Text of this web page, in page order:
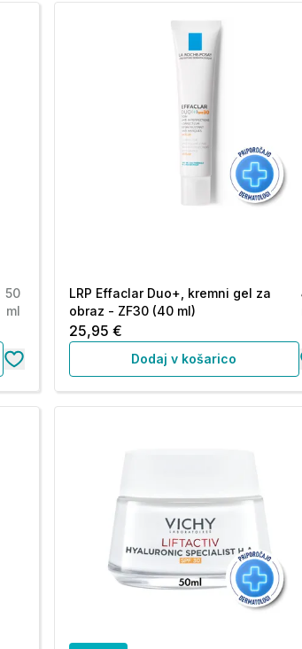
50
ml
LRP Effaclar Duo+, kremni gel za
obraz - ZF30 (40 ml)
25,95 €
Dodaj v košarico